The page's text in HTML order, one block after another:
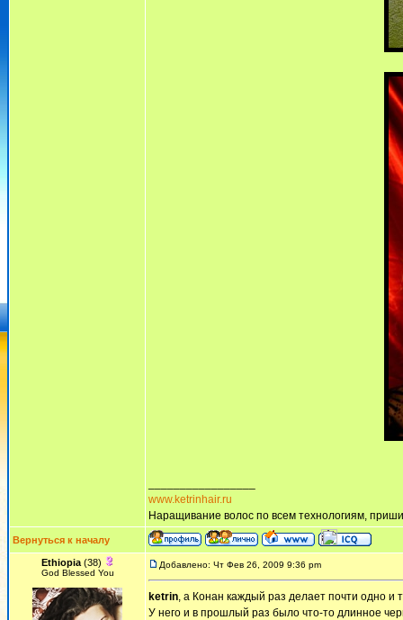
www.ketrinhair.ru
Наращивание волос по всем технологиям,
Вернуться к началу
Ethiopia(38)
God Blessed You
Добавлено: Чт Фев 26, 2009 9:36 pm
ketrin, а Конан каждый раз делает почти одно и
У него и в прошлый раз было что-то длинное